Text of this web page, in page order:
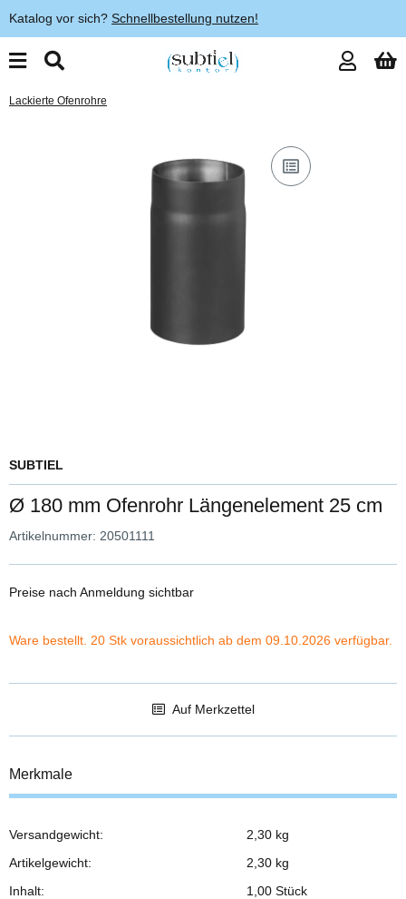
Katalog vor sich? Schnellbestellung nutzen!
Lackierte Ofenrohre
SUBTIEL
Ø 180 mm Ofenrohr Längenelement 25 cm
Artikelnummer: 20501111
Preise nach Anmeldung sichtbar
Ware bestellt. 20 Stk voraussichtlich ab dem 09.10.2026 verfügbar.
Auf Merkzettel
Merkmale
Produkteigenschaft
Wert
Versandgewicht:
2,30 kg
Artikelgewicht:
2,30 kg
Inhalt:
1,00 Stück